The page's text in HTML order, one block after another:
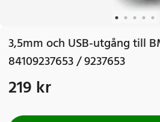
3,5mm och USB-utgång till
84109237653 / 9237653
Pris:219 kr
219 kr